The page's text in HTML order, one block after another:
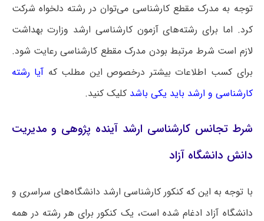
توجه به مدرک مقطع کارشناسی می‌توان در رشته دلخواه شرکت
کرد. اما برای رشته‌های آزمون کارشناسی ارشد وزارت بهداشت
لازم است شرط مرتبط بودن مدرک مقطع کارشناسی رعایت شود.
برای کسب اطلاعات بیشتر درخصوص این مطلب که آیا رشته
کارشناسی و ارشد باید یکی باشد کلیک کنید.
شرط تجانس کارشناسی ارشد آینده پژوهی و مدیریت
دانش دانشگاه آزاد
با توجه به این که کنکور کارشناسی ارشد دانشگاه‌های سراسری و
دانشگاه آزاد ادغام شده است، یک کنکور برای هر رشته در همه